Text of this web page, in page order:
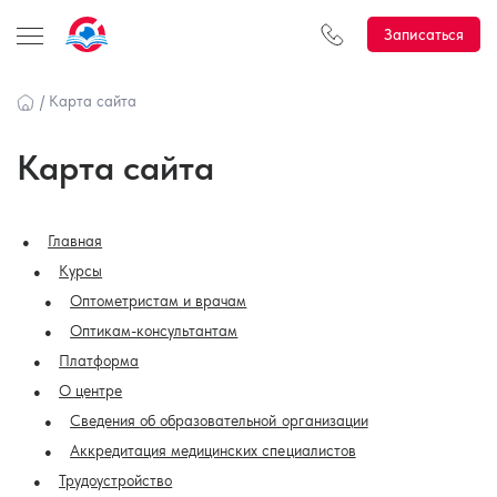
Записаться
/ Карта сайта
Карта сайта
Главная
Курсы
Оптометристам и врачам
Оптикам-консультантам
Платформа
О центре
Сведения об образовательной организации
Аккредитация медицинских специалистов
Трудоустройство